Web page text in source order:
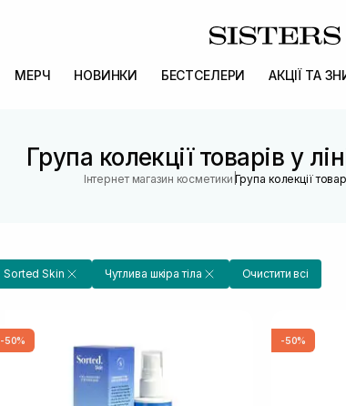
МЕРЧ НОВИНКИ БЕСТСЕЛЕРИ АКЦІЇ ТА
Група колекції товарів у
Інтернет магазин косметики |Група колекції
Sorted Skin Чутлива шкіра тіла Очистити всі
-50% -50%